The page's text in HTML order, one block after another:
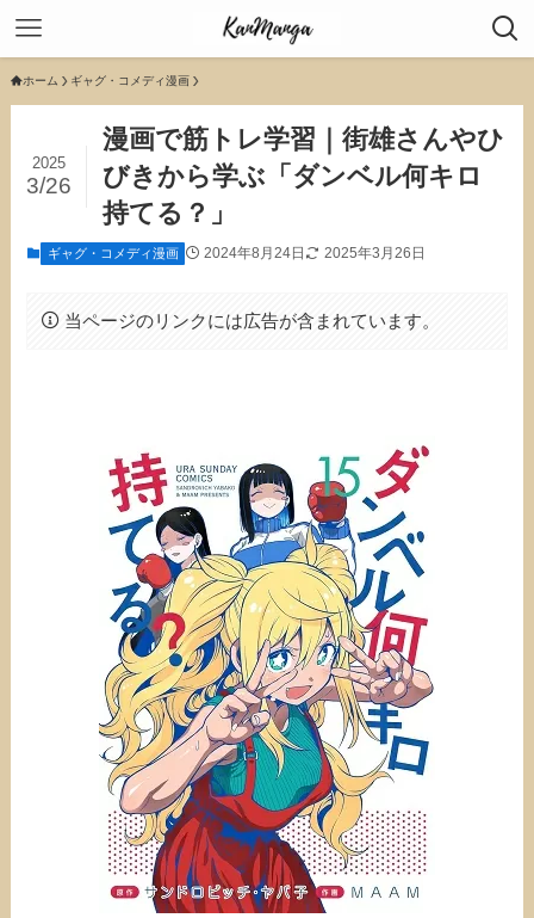
ホーム ギャグ・コメディ漫画
漫画で筋トレ学習｜街雄さんやひ
びきから学ぶ「ダンベル何キロ
持てる？」
2025
3/26
ギャグ・コメディ漫画 2024年8月24日 2025年3月26日
当ページのリンクには広告が含まれています。